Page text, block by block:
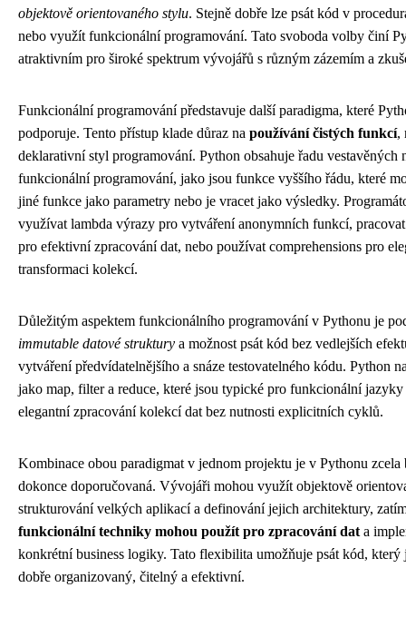
objektově orientovaného stylu. Stejně dobře lze psát kód v
nebo využít funkcionální programování. Tato svoboda volby činí
atraktivním pro široké spektrum vývojářů s různým zázemím a
Funkcionální programování představuje další paradigma, které
podporuje. Tento přístup klade důraz na používání čistých funkcí,
deklarativní styl programování. Python obsahuje řadu vestavěných
funkcionální programování, jako jsou funkce vyššího řádu, které
jiné funkce jako parametry nebo je vracet jako výsledky.
využívat lambda výrazy pro vytváření anonymních funkcí,
pro efektivní zpracování dat, nebo používat comprehensions pro
transformaci kolekcí.
Důležitým aspektem funkcionálního programování v Pythonu je
immutable datové struktury a možnost psát kód bez vedlejších
vytváření předvídatelnějšího a snáze testovatelného kódu. Python
jako map, filter a reduce, které jsou typické pro funkcionální
elegantní zpracování kolekcí dat bez nutnosti explicitních cyklů.
Kombinace obou paradigmat v jednom projektu je v Pythonu zcela
dokonce doporučovaná. Vývojáři mohou využít objektově
strukturování velkých aplikací a definování jejich architektury,
funkcionální techniky mohou použít pro zpracování dat a
konkrétní business logiky. Tato flexibilita umožňuje psát kód, který
dobře organizovaný, čitelný a efektivní.